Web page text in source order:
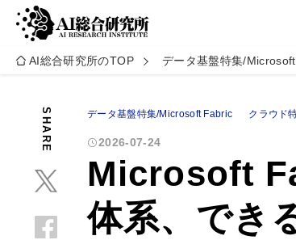
AI総合研究所のTOP データ基盤特集/
SHARE データ基盤特集/Microsoft Fabric クラウド
2026-07-24
Microsoft
体系、でき